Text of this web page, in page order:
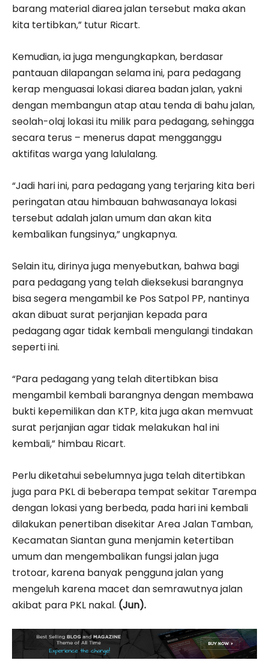
barang material diarea jalan tersebut maka akan
kita tertibkan,” tutur Ricart.
Kemudian, ia juga mengungkapkan, berdasar
pantauan dilapangan selama ini, para pedagang
kerap menguasai lokasi diarea badan jalan, yakni
dengan membangun atap atau tenda di bahu jalan,
seolah-olaj lokasi itu milik para pedagang, sehingga
secara terus – menerus dapat mengganggu
aktifitas warga yang lalulalang.
“Jadi hari ini, para pedagang yang terjaring kita beri
peringatan atau himbauan bahwasanaya lokasi
tersebut adalah jalan umum dan akan kita
kembalikan fungsinya,” ungkapnya.
Selain itu, dirinya juga menyebutkan, bahwa bagi
para pedagang yang telah dieksekusi barangnya
bisa segera mengambil ke Pos Satpol PP, nantinya
akan dibuat surat perjanjian kepada para
pedagang agar tidak kembali mengulangi tindakan
seperti ini.
“Para pedagang yang telah ditertibkan bisa
mengambil kembali barangnya dengan membawa
bukti kepemilikan dan KTP, kita juga akan memvuat
surat perjanjian agar tidak melakukan hal ini
kembali,” himbau Ricart.
Perlu diketahui sebelumnya juga telah ditertibkan
juga para PKL di beberapa tempat sekitar Tarempa
dengan lokasi yang berbeda, pada hari ini kembali
dilakukan penertiban disekitar Area Jalan Tamban,
Kecamatan Siantan guna menjamin ketertiban
umum dan mengembalikan fungsi jalan juga
trotoar, karena banyak pengguna jalan yang
mengeluh karena macet dan semrawutnya jalan
akibat para PKL nakal. (Jun).